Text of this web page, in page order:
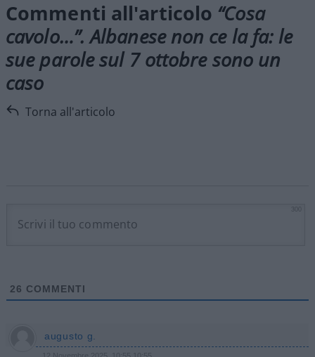
Commenti all'articolo “Cosa
cavolo…”. Albanese non ce la fa: le
sue parole sul 7 ottobre sono un
caso
Torna all'articolo
26 COMMENTI
augusto g.